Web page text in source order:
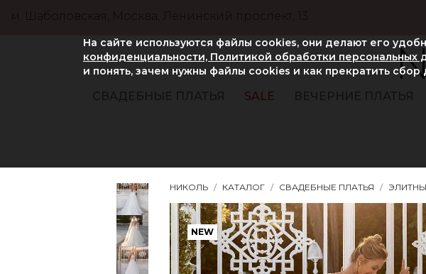
м. Шаболовская, Москва, Ленинский проспект, 13
СВАДЕБНЫЕ ПЛАТЬЯ SALE ВЕЧЕРНИЕ ПЛАТЬЯ
НИКОЛЬ КАТАЛОГ СВАДЕБНЫЕ ПЛАТЬЯ
NEW
NEW
NEW
NEW
На сайте используются файлы cookies, они делают его
конфиденциальности, Политикой обработки
и понять, зачем нужны файлы сookies и как прекратить